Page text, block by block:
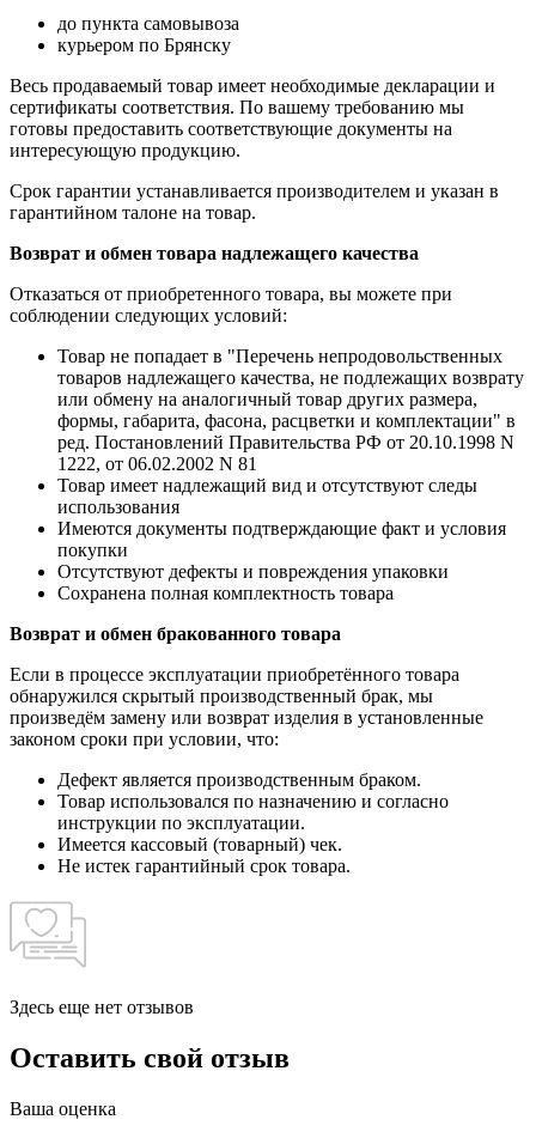
до пункта самовывоза
курьером по Брянску
Весь продаваемый товар имеет необходимые декларации и
сертификаты соответствия. По вашему требованию мы
готовы предоставить соответствующие документы на
интересующую продукцию.
Срок гарантии устанавливается производителем и указан в
гарантийном талоне на товар.
Возврат и обмен товара надлежащего качества
Отказаться от приобретенного товара, вы можете при
соблюдении следующих условий:
Товар не попадает в "Перечень непродовольственных
товаров надлежащего качества, не подлежащих возврату
или обмену на аналогичный товар других размера,
формы, габарита, фасона, расцветки и комплектации" в
ред. Постановлений Правительства РФ от 20.10.1998 N
1222, от 06.02.2002 N 81
Товар имеет надлежащий вид и отсутствуют следы
использования
Имеются документы подтверждающие факт и условия
покупки
Отсутствуют дефекты и повреждения упаковки
Сохранена полная комплектность товара
Возврат и обмен бракованного товара
Если в процессе эксплуатации приобретённого товара
обнаружился скрытый производственный брак, мы
произведём замену или возврат изделия в установленные
законом сроки при условии, что:
Дефект является производственным браком.
Товар использовался по назначению и согласно
инструкции по эксплуатации.
Имеется кассовый (товарный) чек.
Не истек гарантийный срок товара.
Здесь еще нет отзывов
Оставить свой отзыв
Ваша оценка